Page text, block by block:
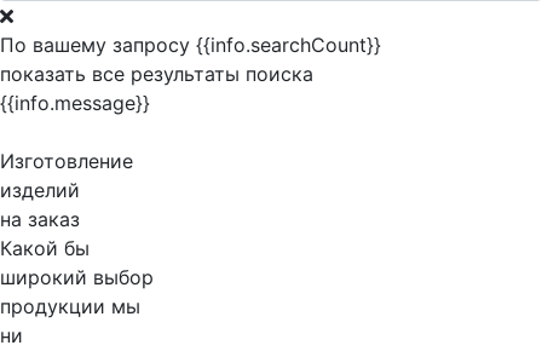
По вашему запросу {{info.searchCount}}
показать все результаты поиска
{{info.message}}
Изготовление
изделий
на заказ
Какой бы
широкий выбор
продукции мы
ни